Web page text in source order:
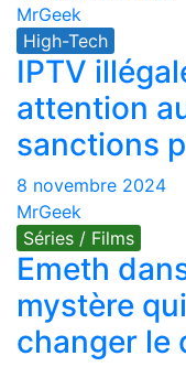
MrGeek
High-Tech
IPTV
attention
sanctions
8 novembre 2024
MrGeek
Séries / Films
Emeth
mystère
changer le